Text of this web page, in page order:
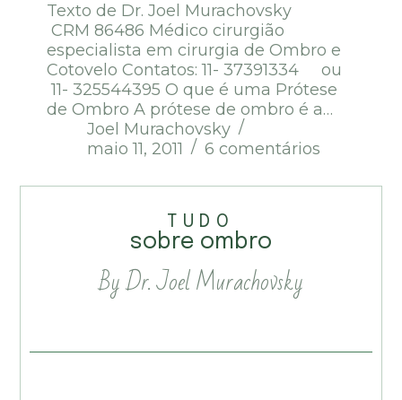
Texto de Dr. Joel Murachovsky
CRM 86486 Médico cirurgião
especialista em cirurgia de Ombro e
Cotovelo Contatos: 11- 37391334 ou
11- 325544395 O que é uma Prótese
de Ombro A prótese de ombro é a…
Joel Murachovsky
maio 11, 2011
6 comentários
TUDO
sobre ombro
By Dr. Joel Murachovsky